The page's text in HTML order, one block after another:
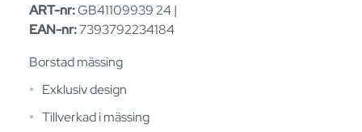
ART-nr:GB41109939 24 |
EAN-nr:7393792234184
Borstad mässing
Exklusiv design
Tillverkad i mässing